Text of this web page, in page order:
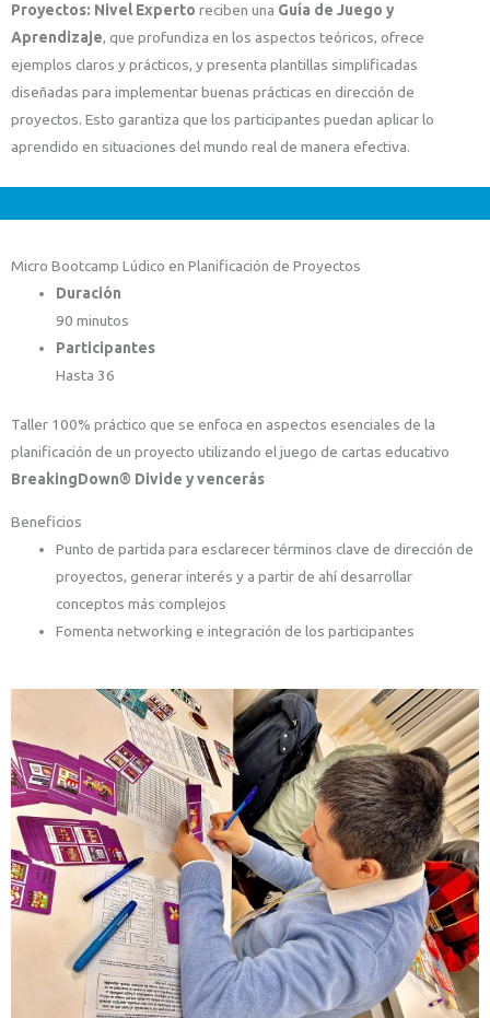
Proyectos: Nivel Experto reciben una Guía de Juego y
Aprendizaje, que profundiza en los aspectos teóricos, ofrece
ejemplos claros y prácticos, y presenta plantillas simplificadas
diseñadas para implementar buenas prácticas en dirección de
proyectos. Esto garantiza que los participantes puedan aplicar lo
aprendido en situaciones del mundo real de manera efectiva.
Micro Bootcamp Lúdico en Planificación de Proyectos
Duración
90 minutos
Participantes
Hasta 36
Taller 100% práctico que se enfoca en aspectos esenciales de la
planificación de un proyecto utilizando el juego de cartas educativo
BreakingDown® Divide y vencerás
Beneficios
Punto de partida para esclarecer términos clave de dirección de
proyectos, generar interés y a partir de ahí desarrollar
conceptos más complejos
Fomenta networking e integración de los participantes